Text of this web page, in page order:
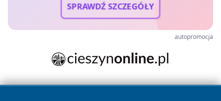
SPRAWDŹ SZCZEGÓŁY
autopromocja